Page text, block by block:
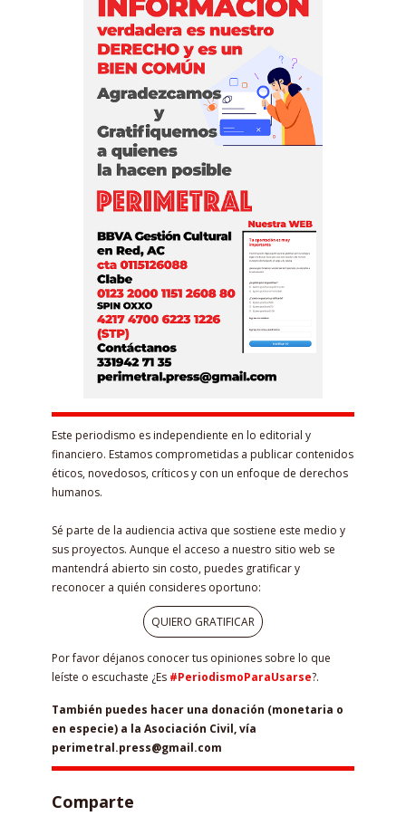
Este periodismo es independiente en lo editorial y
financiero. Estamos comprometidas a publicar contenidos
éticos, novedosos, críticos y con un enfoque de derechos
humanos.
Sé parte de la audiencia activa que sostiene este medio y
sus proyectos. Aunque el acceso a nuestro sitio web se
mantendrá abierto sin costo, puedes gratificar y
reconocer a quién consideres oportuno:
QUIERO GRATIFICAR
Por favor déjanos conocer tus opiniones sobre lo que
leíste o escuchaste ¿Es #PeriodismoParaUsarse?.
También puedes hacer una donación (monetaria o
en especie) a la Asociación Civil, vía
perimetral.press@gmail.com
Comparte